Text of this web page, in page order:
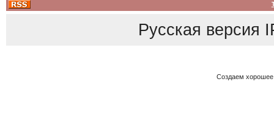
Русская версия
Создаем